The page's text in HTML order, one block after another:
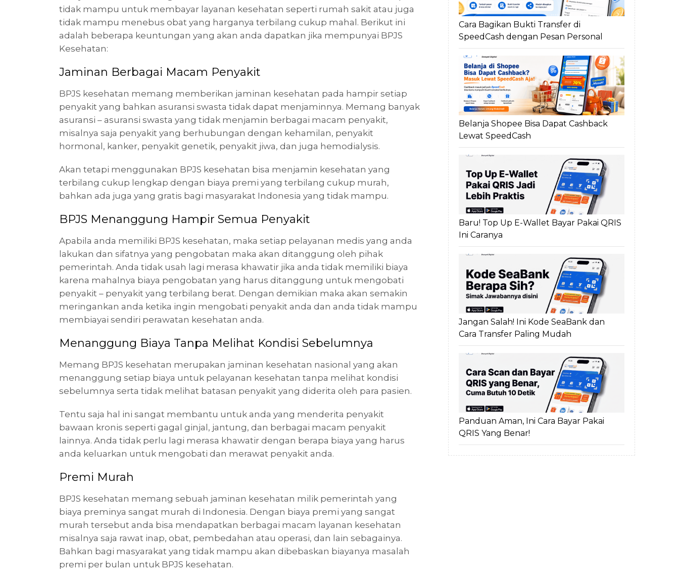
tidak mampu untuk membayar layanan kesehatan seperti rumah sakit atau juga
tidak mampu menebus obat yang harganya terbilang cukup mahal. Berikut ini
adalah beberapa keuntungan yang akan anda dapatkan jika mempunyai BPJS
Kesehatan:
Jaminan Berbagai Macam Penyakit
BPJS kesehatan memang memberikan jaminan kesehatan pada hampir setiap
penyakit yang bahkan asuransi swasta tidak dapat menjaminnya. Memang banyak
asuransi – asuransi swasta yang tidak menjamin berbagai macam penyakit,
misalnya saja penyakit yang berhubungan dengan kehamilan, penyakit
hormonal, kanker, penyakit genetik, penyakit jiwa, dan juga hemodialysis.
Akan tetapi menggunakan BPJS kesehatan bisa menjamin kesehatan yang
terbilang cukup lengkap dengan biaya premi yang terbilang cukup murah,
bahkan ada juga yang gratis bagi masyarakat Indonesia yang tidak mampu.
BPJS Menanggung Hampir Semua Penyakit
Apabila anda memiliki BPJS kesehatan, maka setiap pelayanan medis yang anda
lakukan dan sifatnya yang pengobatan maka akan ditanggung oleh pihak
pemerintah. Anda tidak usah lagi merasa khawatir jika anda tidak memiliki biaya
karena mahalnya biaya pengobatan yang harus ditanggung untuk mengobati
penyakit – penyakit yang terbilang berat. Dengan demikian maka akan semakin
meringankan anda ketika ingin mengobati penyakit anda dan anda tidak mampu
membiayai sendiri perawatan kesehatan anda.
Menanggung Biaya Tanpa Melihat Kondisi Sebelumnya
Memang BPJS kesehatan merupakan jaminan kesehatan nasional yang akan
menanggung setiap biaya untuk pelayanan kesehatan tanpa melihat kondisi
sebelumnya serta tidak melihat batasan penyakit yang diderita oleh para pasien.
Tentu saja hal ini sangat membantu untuk anda yang menderita penyakit
bawaan kronis seperti gagal ginjal, jantung, dan berbagai macam penyakit
lainnya. Anda tidak perlu lagi merasa khawatir dengan berapa biaya yang harus
anda keluarkan untuk mengobati dan merawat penyakit anda.
Premi Murah
BPJS kesehatan memang sebuah jaminan kesehatan milik pemerintah yang
biaya preminya sangat murah di Indonesia. Dengan biaya premi yang sangat
murah tersebut anda bisa mendapatkan berbagai macam layanan kesehatan
misalnya saja rawat inap, obat, pembedahan atau operasi, dan lain sebagainya.
Bahkan bagi masyarakat yang tidak mampu akan dibebaskan biayanya masalah
premi per bulan untuk BPJS kesehatan.
Cara Bagikan Bukti Transfer di
SpeedCash dengan Pesan Personal
Belanja Shopee Bisa Dapat Cashback
Lewat SpeedCash
Baru! Top Up E-Wallet Bayar Pakai QRIS
Ini Caranya
Jangan Salah! Ini Kode SeaBank dan
Cara Transfer Paling Mudah
Panduan Aman, Ini Cara Bayar Pakai
QRIS Yang Benar!